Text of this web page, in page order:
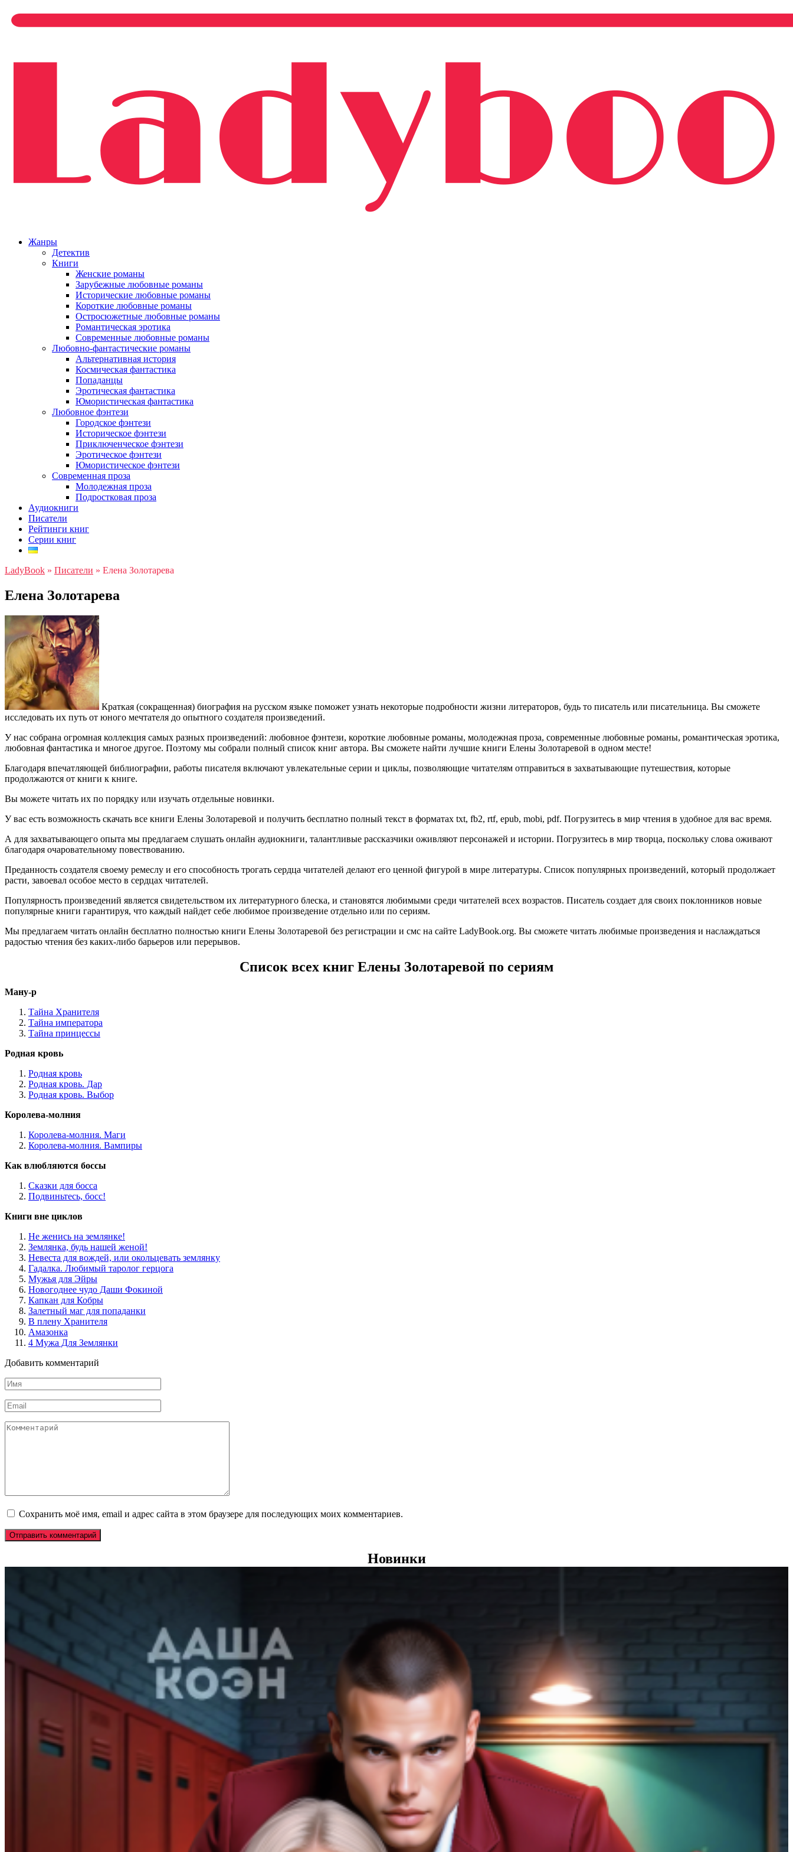
Жанры
Детектив
Книги
Женские романы
Зарубежные любовные романы
Исторические любовные романы
Короткие любовные романы
Остросюжетные любовные романы
Романтическая эротика
Современные любовные романы
Любовно-фантастические романы
Альтернативная история
Космическая фантастика
Попаданцы
Эротическая фантастика
Юмористическая фантастика
Любовное фэнтези
Городское фэнтези
Историческое фэнтези
Приключенческое фэнтези
Эротическое фэнтези
Юмористическое фэнтези
Современная проза
Молодежная проза
Подростковая проза
Аудиокниги
Писатели
Рейтинги книг
Серии книг
LadyBook » Писатели » Елена Золотарева
Елена Золотарева
Краткая (сокращенная) биография на русском языке поможет узнать некоторые подробности жизни литераторов, будь то писатель или писательница. Вы сможете
исследовать их путь от юного мечтателя до опытного создателя произведений.
У нас собрана огромная коллекция самых разных произведений: любовное фэнтези, короткие любовные романы, молодежная проза, современные любовные романы, романтическая эротика,
любовная фантастика и многое другое. Поэтому мы собрали полный список книг автора. Вы сможете найти лучшие книги Елены Золотаревой в одном месте!
Благодаря впечатляющей библиографии, работы писателя включают увлекательные серии и циклы, позволяющие читателям отправиться в захватывающие путешествия, которые
продолжаются от книги к книге.
Вы можете читать их по порядку или изучать отдельные новинки.
У вас есть возможность скачать все книги Елены Золотаревой и получить бесплатно полный текст в форматах txt, fb2, rtf, epub, mobi, pdf. Погрузитесь в мир чтения в удобное для вас время.
А для захватывающего опыта мы предлагаем слушать онлайн аудиокниги, талантливые рассказчики оживляют персонажей и истории. Погрузитесь в мир творца, поскольку слова оживают
благодаря очаровательному повествованию.
Преданность создателя своему ремеслу и его способность трогать сердца читателей делают его ценной фигурой в мире литературы. Список популярных произведений, который продолжает
расти, завоевал особое место в сердцах читателей.
Популярность произведений является свидетельством их литературного блеска, и становятся любимыми среди читателей всех возрастов. Писатель создает для своих поклонников новые
популярные книги гарантируя, что каждый найдет себе любимое произведение отдельно или по сериям.
Мы предлагаем читать онлайн бесплатно полностью книги Елены Золотаревой без регистрации и смс на сайте LadyBook.org. Вы сможете читать любимые произведения и наслаждаться
радостью чтения без каких-либо барьеров или перерывов.
Список всех книг Елены Золотаревой по сериям
Ману-р
Тайна Хранителя
Тайна императора
Тайна принцессы
Родная кровь
Родная кровь
Родная кровь. Дар
Родная кровь. Выбор
Королева-молния
Королева-молния. Маги
Королева-молния. Вампиры
Как влюбляются боссы
Сказки для босса
Подвиньтесь, босс!
Книги вне циклов
Не женись на землянке!
Землянка, будь нашей женой!
Невеста для вождей, или окольцевать землянку
Гадалка. Любимый таролог герцога
Мужья для Эйры
Новогоднее чудо Даши Фокиной
Капкан для Кобры
Залетный маг для попаданки
В плену Хранителя
Амазонка
4 Мужа Для Землянки
Добавить комментарий
Имя
*
Email
*
Комментарий
Сохранить моё имя, email и адрес сайта в этом браузере для последующих моих комментариев.
Новинки